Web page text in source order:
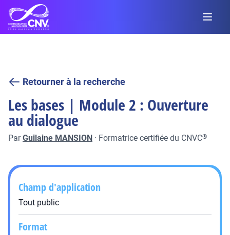
Retourner à la recherche
Les bases | Module 2 : Ouverture
au dialogue
ParGuilaine MANSION · Formatrice certifiée du CNVC®
Champ d'application
Tout public
Format